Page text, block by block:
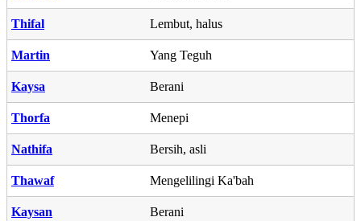
Thifal Lembut, halus
Martin Yang Teguh
Kaysa Berani
Thorfa Menepi
Nathifa Bersih, asli
Thawaf Mengelilingi Ka'bah
Kaysan Berani